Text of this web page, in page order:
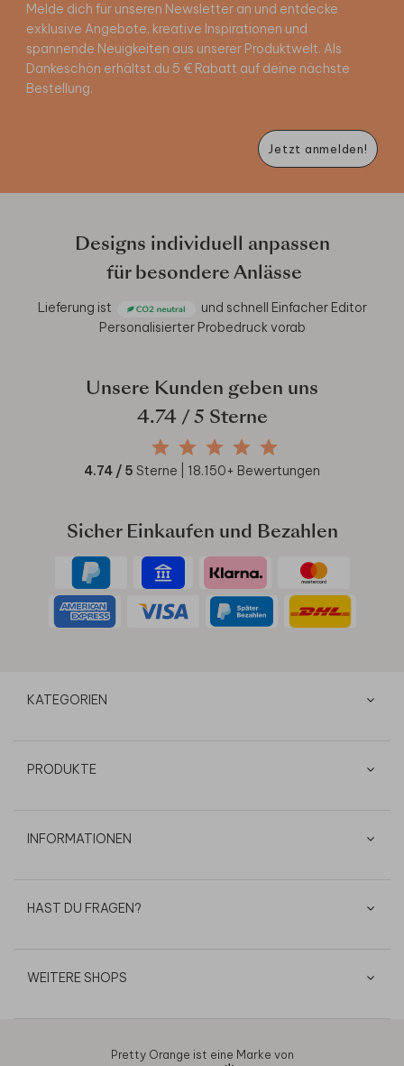
Melde dich für unseren Newsletter an und entdecke
exklusive Angebote, kreative Inspirationen und
spannende Neuigkeiten aus unserer Produktwelt. Als
Dankeschön erhältst du 5 € Rabatt auf deine nächste
Bestellung.
Jetzt anmelden!
Designs individuell anpassen
für besondere Anlässe
Lieferung ist und schnell Einfacher Editor
Personalisierter Probedruck vorab
Unsere Kunden geben uns
4.74/ 5 Sterne
4.74 / 5 Sterne | 18.150+ Bewertungen
Sicher Einkaufen und Bezahlen
KATEGORIEN
PRODUKTE
INFORMATIONEN
HAST DU FRAGEN?
WEITERE SHOPS
Pretty Orange ist eine Marke von